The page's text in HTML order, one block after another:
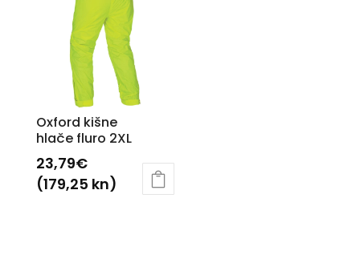
varijanti.
Opcije
odabrati
na
stranici
proizvoda
Oxford kišne
hlače fluro 2XL
23,79€
(179,25 kn)